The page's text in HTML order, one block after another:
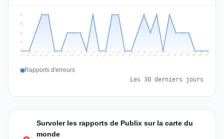
1
1
2
2
Jul 9 Jul 10 Jul 11 Jul 12 Jul 13 Jul 14 Jul 15 Jul 16 Jul 17 Jul 18 Jul 19 Jul 20 Jul 21 Jul 22 Jul 23 Jul 24 Jul 25 Jul 26 Jul 27 Jul 28 Jul 29 Jul 30 Jul 31 Aug 1 Aug 2 Aug 3 Aug 4 Aug 5 Aug 6 Aug 7
Rapports d'erreurs
Les 30 derniers jours
Survoler les rapports de Publix sur la carte du
monde